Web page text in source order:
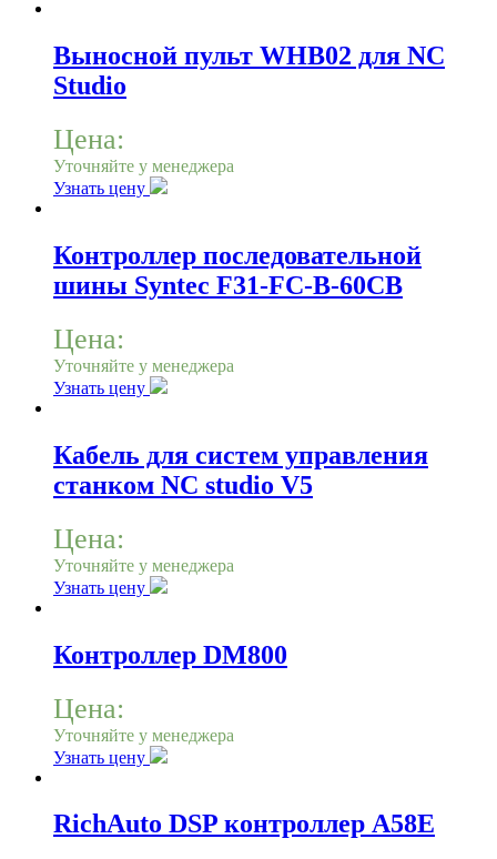
Выносной пульт WHB02 для NC
Studio
Цена:
Уточняйте у менеджера
Узнать цену
Контроллер последовательной
шины Syntec F31-FC-B-60CB
Цена:
Уточняйте у менеджера
Узнать цену
Кабель для систем управления
станком NC studio V5
Цена:
Уточняйте у менеджера
Узнать цену
Контроллер DM800
Цена:
Уточняйте у менеджера
Узнать цену
RichAuto DSP контроллер A58E